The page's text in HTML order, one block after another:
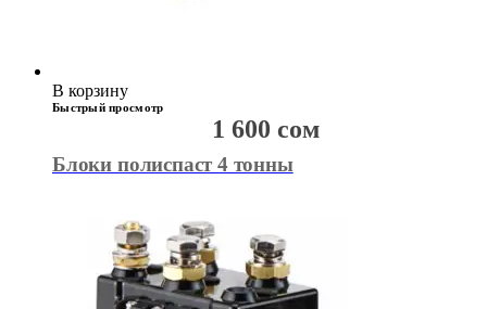
В корзину
Быстрый просмотр
Блоки полиспаст 4 тонны
1 600 сом